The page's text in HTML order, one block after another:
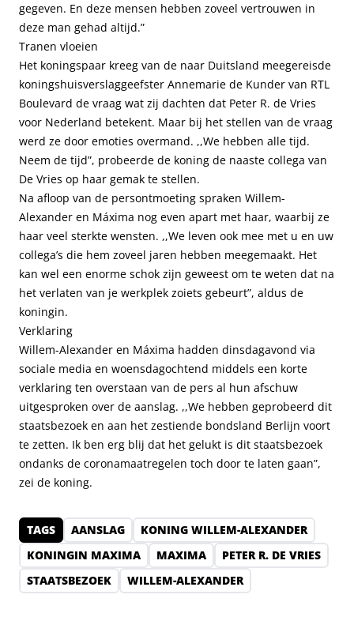
gegeven. En deze mensen hebben zoveel vertrouwen in
deze man gehad altijd.”
Tranen vloeien
Het koningspaar kreeg van de naar Duitsland meegereisde
koningshuisverslaggeefster Annemarie de Kunder van RTL
Boulevard de vraag wat zij dachten dat Peter R. de Vries
voor Nederland betekent. Maar bij het stellen van de vraag
werd ze door emoties overmand. ,,We hebben alle tijd.
Neem de tijd”, probeerde de koning de naaste collega van
De Vries op haar gemak te stellen.
Na afloop van de persontmoeting spraken Willem-
Alexander en Máxima nog even apart met haar, waarbij ze
haar veel sterkte wensten. ,,We leven ook mee met u en uw
collega’s die hem zoveel jaren hebben meegemaakt. Het
kan wel een enorme schok zijn geweest om te weten dat na
het verlaten van je werkplek zoiets gebeurt”, aldus de
koningin.
Verklaring
Willem-Alexander en Máxima hadden dinsdagavond via
sociale media en woensdagochtend middels een korte
verklaring ten overstaan van de pers al hun afschuw
uitgesproken over de aanslag. ,,We hebben geprobeerd dit
staatsbezoek en aan het zestiende bondsland Berlijn voort
te zetten. Ik ben erg blij dat het gelukt is dit staatsbezoek
ondanks de coronamaatregelen toch door te laten gaan”,
zei de koning.
TAGS AANSLAG
KONING WILLEM-ALEXANDER
KONINGIN MAXIMA
MAXIMA
PETER R. DE VRIES
STAATSBEZOEK
WILLEM-ALEXANDER